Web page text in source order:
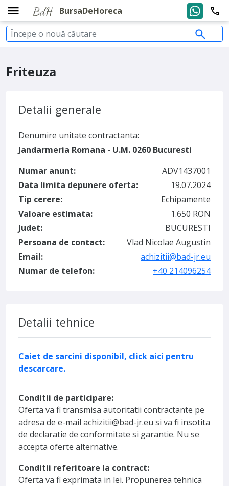
BursaDeHoreca
Friteuza
Detalii generale
Denumire unitate contractanta:
Jandarmeria Romana - U.M. 0260 Bucuresti
Numar anunt:
ADV1437001
Data limita depunere oferta:
19.07.2024
Tip cerere:
Echipamente
Valoare estimata:
1.650 RON
Judet:
BUCURESTI
Persoana de contact:
Vlad Nicolae Augustin
Email:
achizitii@bad-jr.eu
Numar de telefon:
+40 214096254
Detalii tehnice
Caiet de sarcini disponibil, click aici pentru
descarcare.
Conditii de participare:
Oferta va fi transmisa autoritatii contractante pe
adresa de e-mail achizitii@bad-jr.eu si va fi insotita
de declaratie de conformitate si garantie. Nu se
accepta oferte alternative.
Conditii referitoare la contract:
Oferta va fi exprimata in lei. Propunerea tehnica